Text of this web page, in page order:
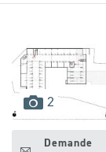
2 images
Demande